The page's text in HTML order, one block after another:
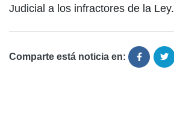
Judicial a los infractores de la Ley.
Comparte está noticia en: